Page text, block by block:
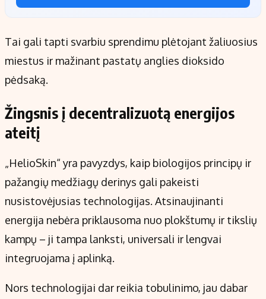
Tai gali tapti svarbiu sprendimu plėtojant žaliuosius
miestus ir mažinant pastatų anglies dioksido
pėdsaką.
Žingsnis į decentralizuotą energijos
ateitį
„HelioSkin“ yra pavyzdys, kaip biologijos principų ir
pažangių medžiagų derinys gali pakeisti
nusistovėjusias technologijas. Atsinaujinanti
energija nebėra priklausoma nuo plokštumų ir tikslių
kampų – ji tampa lanksti, universali ir lengvai
integruojama į aplinką.
Nors technologijai dar reikia tobulinimo, jau dabar